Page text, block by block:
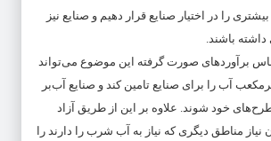
را در اختیار صنایع قرار دهیم و صنایع نیز
داشته باشند.
برآوردهای صورت گرفته این موضوع می‌تواند
آب را برای صنایع تامین کند و صنایع آب‌بر
خود شوند. علاوه بر این از طریق آزاد
مناطق دیگری که نیاز به آب شرب را دارند را